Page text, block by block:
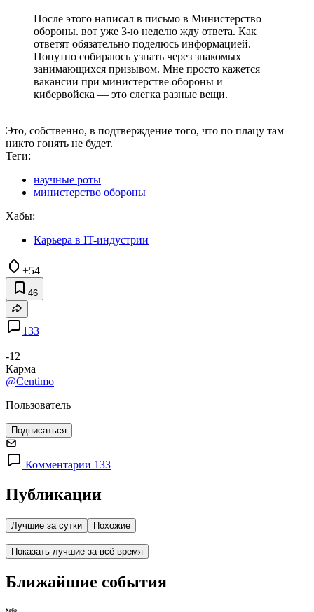
После этого написал в письмо в Министерство
обороны. вот уже 3-ю неделю жду ответа. Как
ответят обязательно поделюсь информацией.
Попутно собираюсь узнать через знакомых
занимающихся призывом. Мне просто кажется
вакансии при министерстве обороны и
кибервойска — это слегка разные вещи.
Это, собственно, в подтверждение того, что по плацу там
никто гонять не будет.
Теги:
научные роты
министерство обороны
Хабы:
Карьера в IT-индустрии
+54
46
133
-12
Карма
@Centimo
Пользователь
Подписаться
Комментарии 133
Публикации
Лучшие за сутки Похожие
Показать лучшие за всё время
Ближайшие события